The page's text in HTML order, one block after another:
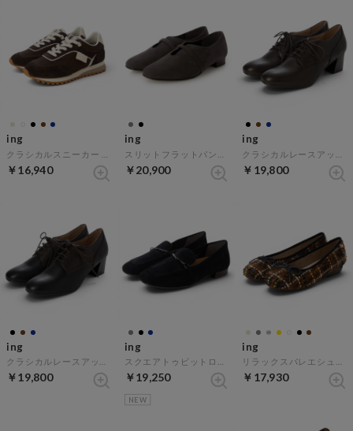
ing
￥16,940
ing
￥20,900
ing
￥19,800
ing
￥19,800
ing
￥19,250
NEW
ing
￥17,930